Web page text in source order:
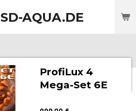
SD-AQUA.DE
ProfiLux 4
Mega-Set 6E